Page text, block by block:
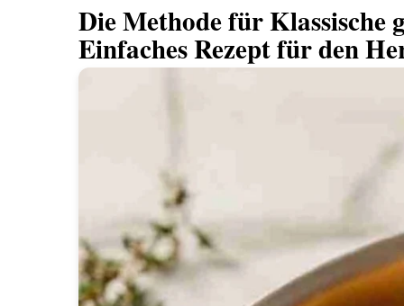
Die Methode für Klassische
Einfaches Rezept für den